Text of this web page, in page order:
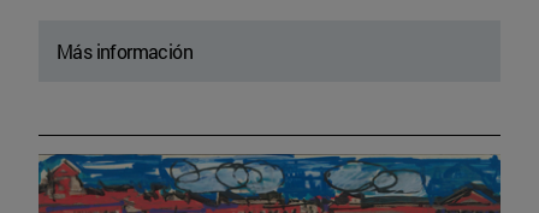
Más información